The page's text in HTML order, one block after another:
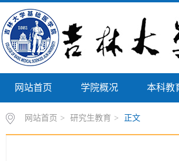
网站首页 学院概况 本科教
网站首页 > 研究生教育 > 正文